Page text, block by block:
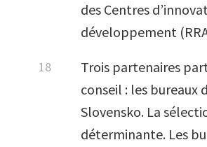
des Centres
développement
Trois partenaires
conseil : les bureaux
Slovensko. La
déterminante. Les